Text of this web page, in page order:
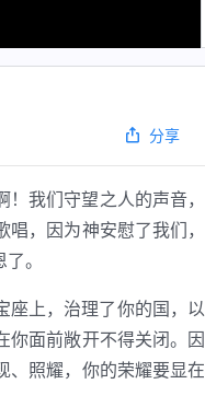
分享
我们守望之人的声音，
，因为神安慰了我们，
。
座上，治理了你的国，以
你面前敞开不得关闭。因
、照耀，你的荣耀要显在